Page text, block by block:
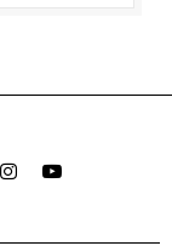
InstagramYouTube